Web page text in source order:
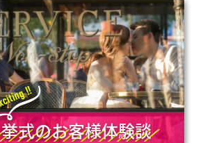
挙式のお客様体験談